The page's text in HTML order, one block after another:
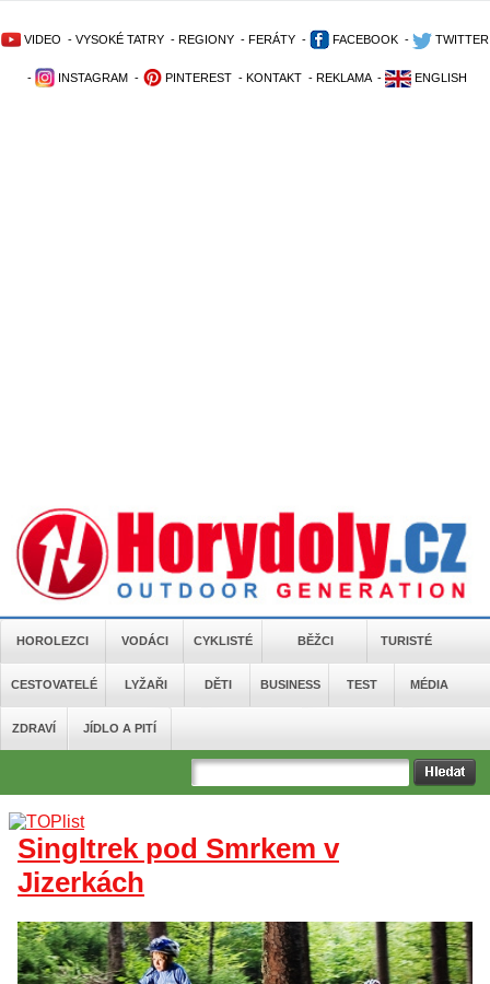
VIDEO - VYSOKÉ TATRY - REGIONY - FERÁTY - FACEBOOK - TWITTER
- INSTAGRAM - PINTEREST - KONTAKT - REKLAMA - ENGLISH
HOROLEZCI VODÁCI CYKLISTÉ BĚŽCI TURISTÉ
CESTOVATELÉ LYŽAŘI DĚTI BUSINESS TEST MÉDIA
ZDRAVÍ JÍDLO A PITÍ
Singltrek pod Smrkem v
Jizerkách